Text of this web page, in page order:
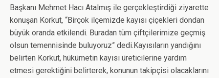
Başkanı Mehmet Hacı Atalmış ile gerçekleştirdiği ziyarette
konuşan Korkut, “Birçok ilçemizde kayısı çiçekleri dondan
büyük oranda etkilendi. Buradan tüm çiftçilerimize geçmiş
olsun temennisinde buluyoruz” dedi.Kayısıların yandığını
belirten Korkut, hükümetin kayısı üreticilerine yardım
etmesi gerektiğini belirterek, konunun takipçisi olacaklarını